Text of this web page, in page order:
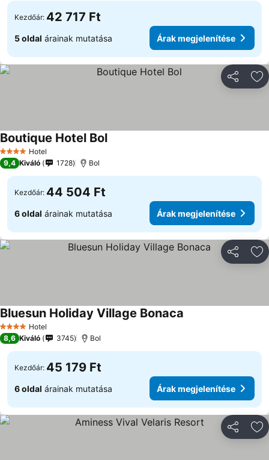
Kezdőár: 42 717 Ft
5 oldal árainak mutatása Árak megjelenítése
4 KategóriaHotel
Boutique Hotel Bol
9,4 Kiváló 1728 Bol
Kezdőár: 44 504 Ft
6 oldal árainak mutatása Árak megjelenítése
4 KategóriaHotel
Bluesun Holiday Village Bonaca
8,6 Kiváló 3745 Bol
Kezdőár: 45 179 Ft
6 oldal árainak mutatása Árak megjelenítése